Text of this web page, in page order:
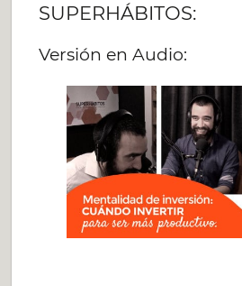
SUPERHÁBITOS:
Versión en Audio: